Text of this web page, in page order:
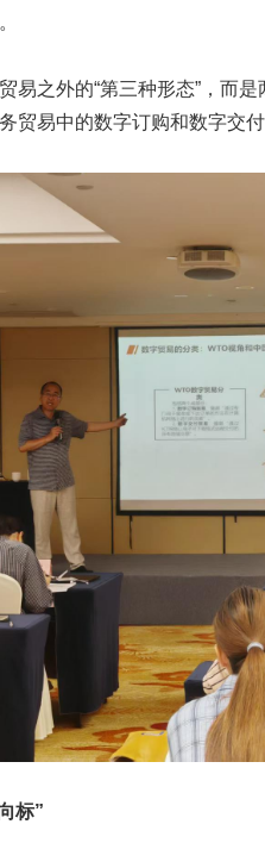
易之外的“第三种形态”，而
贸易中的数字订购和数字交
标”